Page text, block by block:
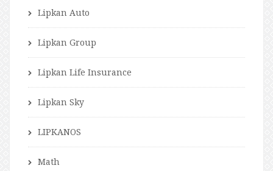
Lipkan Auto
Lipkan Group
Lipkan Life Insurance
Lipkan Sky
LIPKANOS
Math